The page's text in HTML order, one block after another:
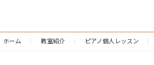
ホーム 教室紹介 ピアノ個人レッスン